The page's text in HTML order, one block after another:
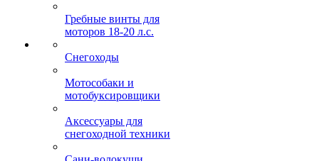
Гребные винты для
моторов 18-20 л.с.
Снегоходы
Мотособаки и
мотобуксировщики
Аксессуары для
снегоходной техники